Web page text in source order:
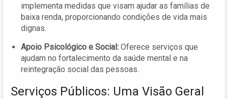
implementa medidas que visam ajudar as famílias de
baixa renda, proporcionando condições de vida mais
dignas.
Apoio Psicológico e Social: Oferece serviços que
ajudam no fortalecimento da saúde mental e na
reintegração social das pessoas.
Serviços Públicos: Uma Visão Geral